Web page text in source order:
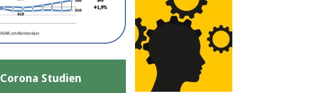
Corona Studien